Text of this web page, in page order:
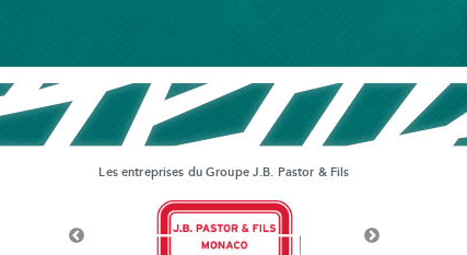
Les entreprises du Groupe J.B. Pastor & Fils